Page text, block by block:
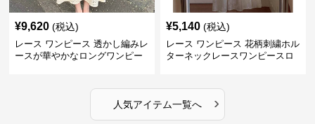
¥9,620 (税込)
レース ワンピース 透かし編みレ
ースが華やかなロングワンピー
¥5,140 (税込)
レース ワンピース 花柄刺繍ホル
ターネックレースワンピースロ
人気アイテム一覧へ ›